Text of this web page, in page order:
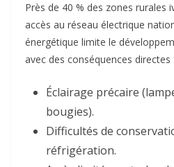
Près de 40 % des zones rurales
accès au réseau électrique
énergétique limite le
avec des conséquences directes :
Éclairage précaire
bougies).
Difficultés de
réfrigération.